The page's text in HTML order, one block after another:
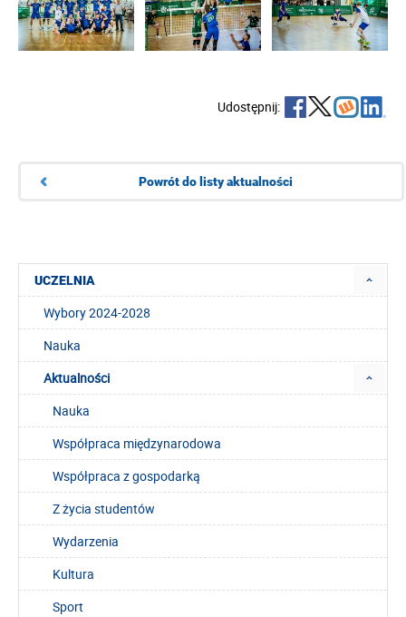
Udostępnij:
Powrót do listy aktualności
UCZELNIA
Wybory 2024-2028
Nauka
Aktualności
Nauka
Współpraca międzynarodowa
Współpraca z gospodarką
Z życia studentów
Wydarzenia
Kultura
Sport